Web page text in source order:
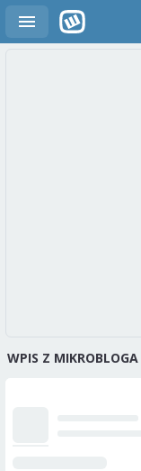
WPIS Z MIKROBLOGA